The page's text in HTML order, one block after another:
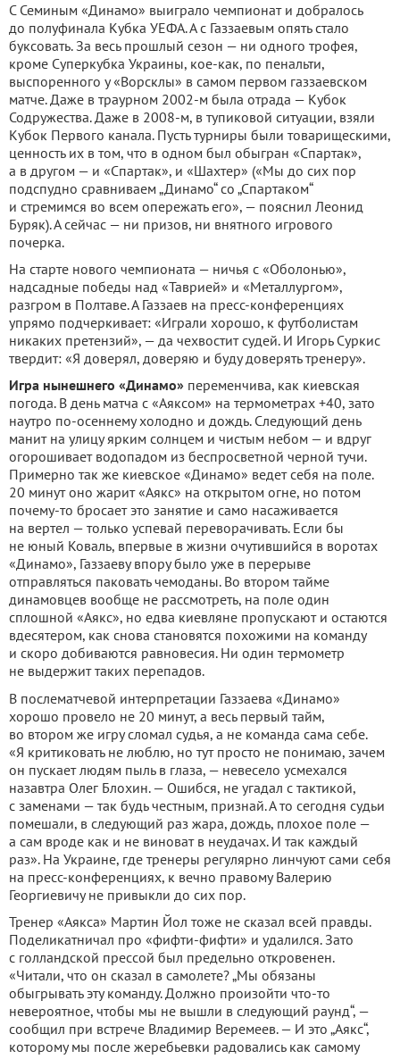
С Семиным «Динамо» выиграло чемпионат и добралось
до полуфинала Кубка УЕФА. А с Газзаевым опять стало
буксовать. За весь прошлый сезон — ни одного трофея,
кроме Суперкубка Украины, кое-как, по пенальти,
выспоренного у «Ворсклы» в самом первом газзаевском
матче. Даже в траурном 2002-м была отрада — Кубок
Содружества. Даже в 2008-м, в тупиковой ситуации, взяли
Кубок Первого канала. Пусть турниры были товарищескими,
ценность их в том, что в одном был обыгран «Спартак»,
а в другом — и «Спартак», и «Шахтер» («Мы до сих пор
подспудно сравниваем „Динамо“ со „Спартаком“
и стремимся во всем опережать его», — пояснил Леонид
Буряк). А сейчас — ни призов, ни внятного игрового
почерка.
На старте нового чемпионата — ничья с «Оболонью»,
надсадные победы над «Таврией» и «Металлургом»,
разгром в Полтаве. А Газзаев на пресс-конференциях
упрямо подчеркивает: «Играли хорошо, к футболистам
никаких претензий», — да чехвостит судей. И Игорь Суркис
твердит: «Я доверял, доверяю и буду доверять тренеру».
Игра нынешнего «Динамо» переменчива, как киевская
погода. В день матча с «Аяксом» на термометрах +40, зато
наутро по-осеннему холодно и дождь. Следующий день
манит на улицу ярким солнцем и чистым небом — и вдруг
огорошивает водопадом из беспросветной черной тучи.
Примерно так же киевское «Динамо» ведет себя на поле.
20 минут оно жарит «Аякс» на открытом огне, но потом
почему-то бросает это занятие и само насаживается
на вертел — только успевай переворачивать. Если бы
не юный Коваль, впервые в жизни очутившийся в воротах
«Динамо», Газзаеву впору было уже в перерыве
отправляться паковать чемоданы. Во втором тайме
динамовцев вообще не рассмотреть, на поле один
сплошной «Аякс», но едва киевляне пропускают и остаются
вдесятером, как снова становятся похожими на команду
и скоро добиваются равновесия. Ни один термометр
не выдержит таких перепадов.
В послематчевой интерпретации Газзаева «Динамо»
хорошо провело не 20 минут, а весь первый тайм,
во втором же игру сломал судья, а не команда сама себе.
«Я критиковать не люблю, но тут просто не понимаю, зачем
он пускает людям пыль в глаза, — невесело усмехался
назавтра Олег Блохин. — Ошибся, не угадал с тактикой,
с заменами — так будь честным, признай. А то сегодня судьи
помешали, в следующий раз жара, дождь, плохое поле —
а сам вроде как и не виноват в неудачах. И так каждый
раз». На Украине, где тренеры регулярно линчуют сами себя
на пресс-конференциях, к вечно правому Валерию
Георгиевичу не привыкли до сих пор.
Тренер «Аякса» Мартин Йол тоже не сказал всей правды.
Поделикатничал про «фифти-фифти» и удалился. Зато
с голландской прессой был предельно откровенен.
«Читали, что он сказал в самолете? „Мы обязаны
обыгрывать эту команду. Должно произойти что-то
невероятное, чтобы мы не вышли в следующий раунд“, —
сообщил при встрече Владимир Веремеев. — И это „Аякс“,
которому мы после жеребьевки радовались как самому